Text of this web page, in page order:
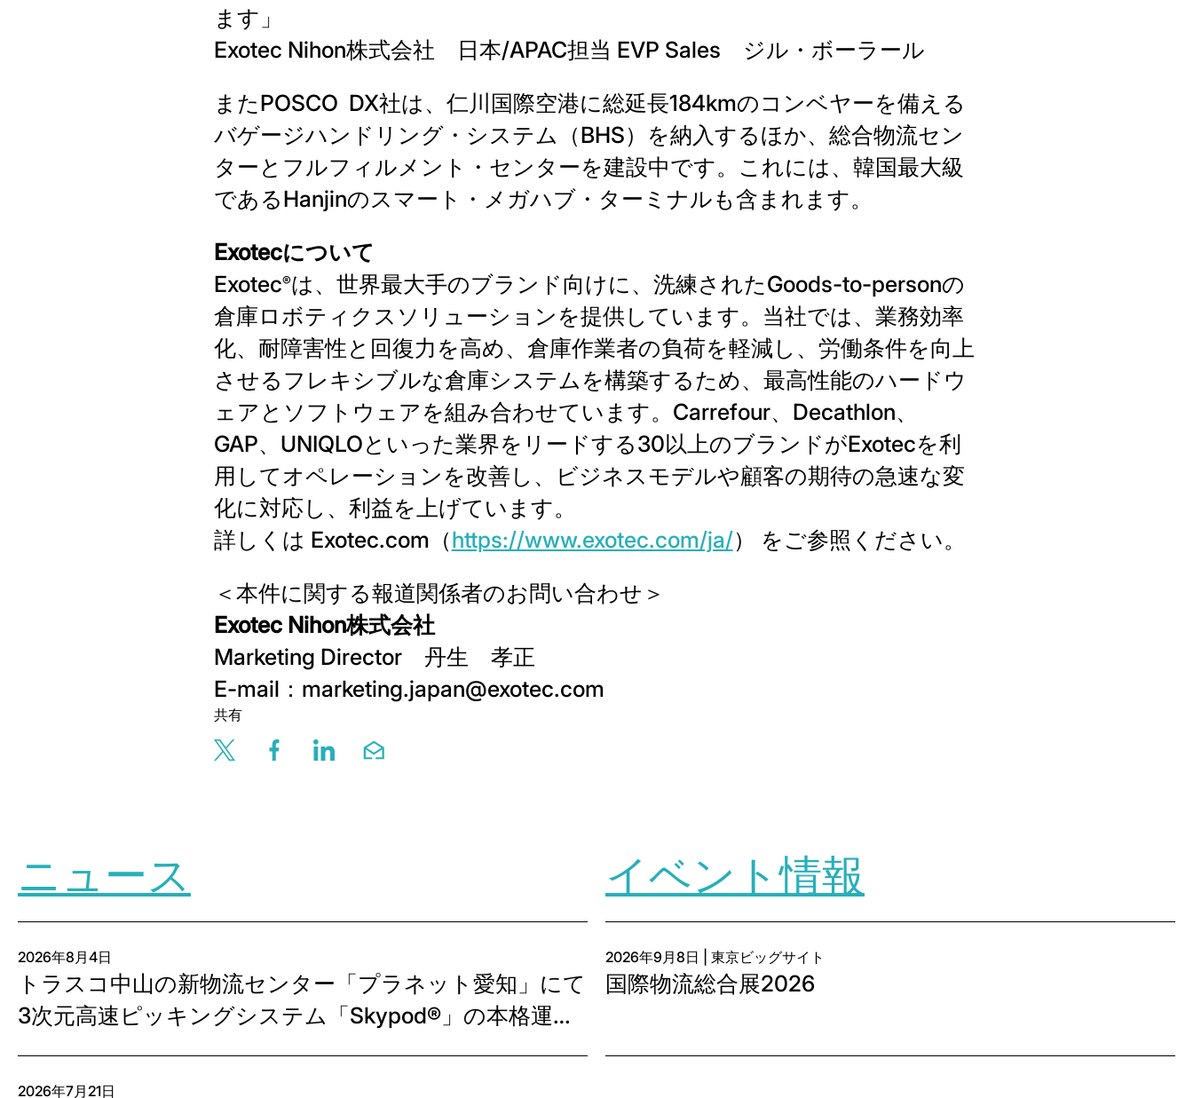
ます」
Exotec Nihon株式会社 日本/APAC担当 EVP Sales ジル・ボーラール
またPOSCO DX社は、仁川国際空港に総延長184kmのコンベヤーを備える
バゲージハンドリング・システム（BHS）を納入するほか、総合物流セン
ターとフルフィルメント・センターを建設中です。これには、韓国最大級
であるHanjinのスマート・メガハブ・ターミナルも含まれます。
Exotecについて
Exotec®は、世界最大手のブランド向けに、洗練されたGoods-to-personの
倉庫ロボティクスソリューションを提供しています。当社では、業務効率
化、耐障害性と回復力を高め、倉庫作業者の負荷を軽減し、労働条件を向上
させるフレキシブルな倉庫システムを構築するため、最高性能のハードウ
ェアとソフトウェアを組み合わせています。Carrefour、Decathlon、
GAP、UNIQLOといった業界をリードする30以上のブランドがExotecを利
用してオペレーションを改善し、ビジネスモデルや顧客の期待の急速な変
化に対応し、利益を上げています。
詳しくは Exotec.com（https://www.exotec.com/ja/） をご参照ください。
＜本件に関する報道関係者のお問い合わせ＞
Exotec Nihon株式会社
Marketing Director 丹生 孝正
E-mail：marketing.japan@exotec.com
共有
Share this page via twitter
Share this page via facebook
Share this page via linkedin
Share this page via email
ニュース
2026年8月4日
トラスコ中山の新物流センター「プラネット愛知」にて
3次元高速ピッキングシステム「Skypod®」の本格運用
2026年7月21日
イベント情報
2026年9月8日 | 東京ビッグサイト
国際物流総合展2026